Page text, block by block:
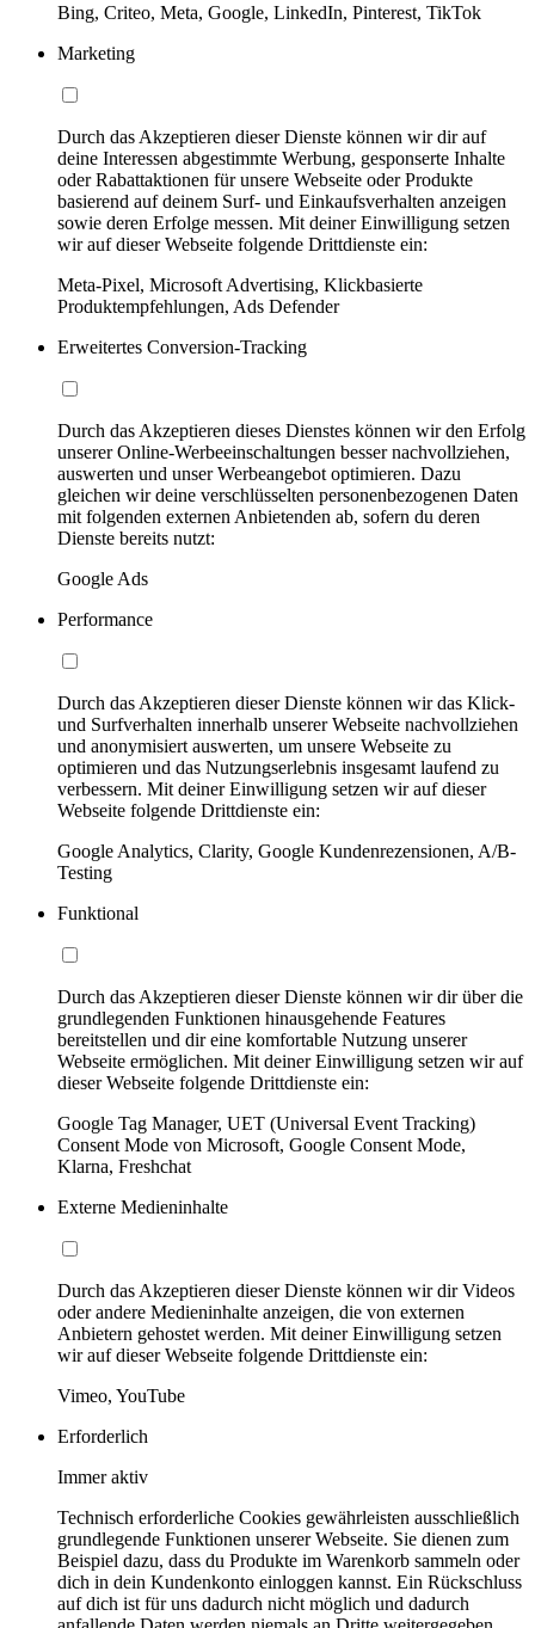
Bing, Criteo, Meta, Google, LinkedIn, Pinterest, TikTok
Marketing
Durch das Akzeptieren dieser Dienste können wir dir auf
deine Interessen abgestimmte Werbung, gesponserte Inhalte
oder Rabattaktionen für unsere Webseite oder Produkte
basierend auf deinem Surf- und Einkaufsverhalten anzeigen
sowie deren Erfolge messen. Mit deiner Einwilligung setzen
wir auf dieser Webseite folgende Drittdienste ein:
Meta-Pixel, Microsoft Advertising, Klickbasierte
Produktempfehlungen, Ads Defender
Erweitertes Conversion-Tracking
Durch das Akzeptieren dieses Dienstes können wir den Erfolg
unserer Online-Werbeeinschaltungen besser nachvollziehen,
auswerten und unser Werbeangebot optimieren. Dazu
gleichen wir deine verschlüsselten personenbezogenen Daten
mit folgenden externen Anbietenden ab, sofern du deren
Dienste bereits nutzt:
Google Ads
Performance
Durch das Akzeptieren dieser Dienste können wir das Klick-
und Surfverhalten innerhalb unserer Webseite nachvollziehen
und anonymisiert auswerten, um unsere Webseite zu
optimieren und das Nutzungserlebnis insgesamt laufend zu
verbessern. Mit deiner Einwilligung setzen wir auf dieser
Webseite folgende Drittdienste ein:
Google Analytics, Clarity, Google Kundenrezensionen, A/B-
Testing
Funktional
Durch das Akzeptieren dieser Dienste können wir dir über die
grundlegenden Funktionen hinausgehende Features
bereitstellen und dir eine komfortable Nutzung unserer
Webseite ermöglichen. Mit deiner Einwilligung setzen wir auf
dieser Webseite folgende Drittdienste ein:
Google Tag Manager, UET (Universal Event Tracking)
Consent Mode von Microsoft, Google Consent Mode,
Klarna, Freshchat
Externe Medieninhalte
Durch das Akzeptieren dieser Dienste können wir dir Videos
oder andere Medieninhalte anzeigen, die von externen
Anbietern gehostet werden. Mit deiner Einwilligung setzen
wir auf dieser Webseite folgende Drittdienste ein:
Vimeo, YouTube
Erforderlich
Immer aktiv
Technisch erforderliche Cookies gewährleisten ausschließlich
grundlegende Funktionen unserer Webseite. Sie dienen zum
Beispiel dazu, dass du Produkte im Warenkorb sammeln oder
dich in dein Kundenkonto einloggen kannst. Ein Rückschluss
auf dich ist für uns dadurch nicht möglich und dadurch